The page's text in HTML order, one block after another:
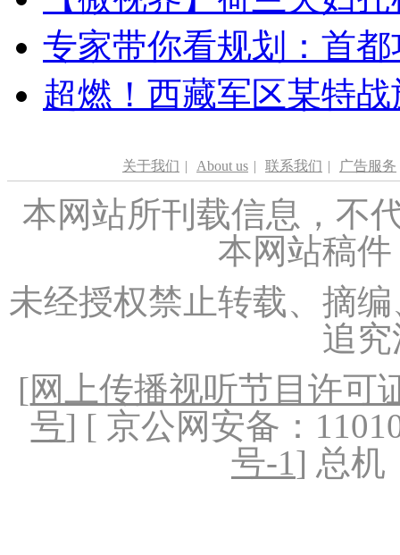
专家带你看规划：首
超燃！西藏军区某特
关于我们 | About us | 联系我们 | 广告服务
本网站所刊载信息，不
本网站稿
未经授权禁止转载、摘
追
[网上传播视听节目许可
号] [ 京公网安备：
号-1] 总机